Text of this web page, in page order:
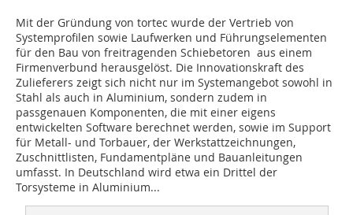
Mit der Gründung von tortec wurde der Vertrieb von
Systemprofilen sowie Laufwerken und Führungselementen
für den Bau von freitragenden Schiebetoren aus einem
Firmenverbund herausgelöst. Die Innovationskraft des
Zulieferers zeigt sich nicht nur im Systemangebot sowohl in
Stahl als auch in Aluminium, sondern zudem in
passgenauen Komponenten, die mit einer eigens
entwickelten Software berechnet werden, sowie im Support
für Metall- und Torbauer, der Werkstattzeichnungen,
Zuschnittlisten, Fundamentpläne und Bauanleitungen
umfasst. In Deutschland wird etwa ein Drittel der
Torsysteme in Aluminium...